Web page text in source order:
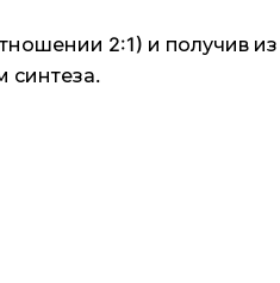
2:1) и получив
синтеза.